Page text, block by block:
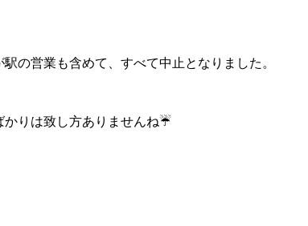
の営業も含めて、すべて中止となりました。
りは致し方ありませんね☔